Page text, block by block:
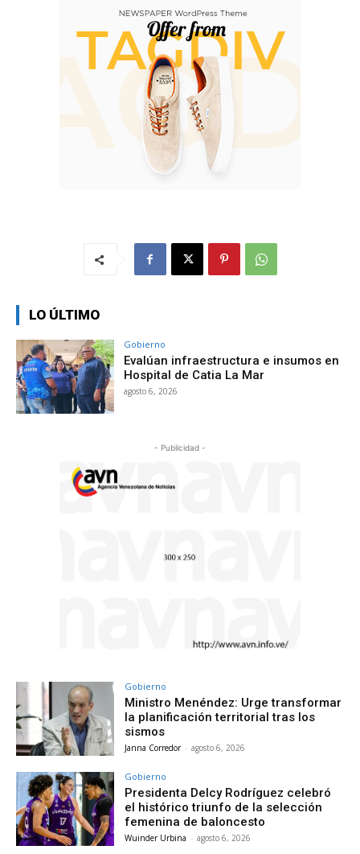
LO ÚLTIMO
Gobierno
Evalúan infraestructura e insumos en
Hospital de Catia La Mar
agosto 6, 2026
- Publicidad -
Gobierno
Ministro Menéndez: Urge transformar
la planificación territorial tras los
sismos
Janna Corredor - agosto 6, 2026
Gobierno
Presidenta Delcy Rodríguez celebró
el histórico triunfo de la selección
femenina de baloncesto
Wuinder Urbina - agosto 6, 2026